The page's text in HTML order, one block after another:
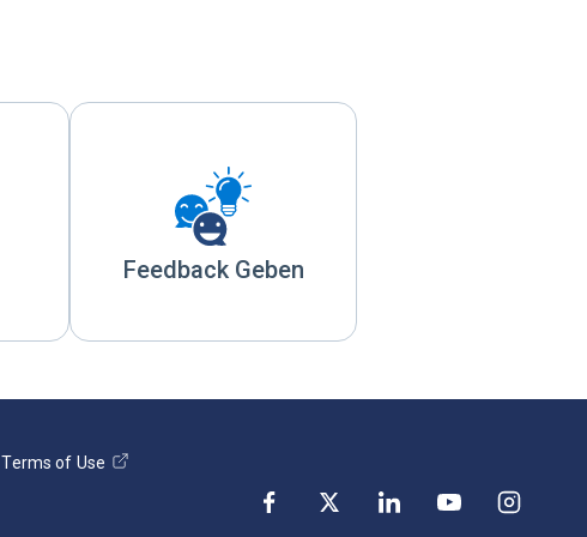
Feedback Geben
Terms of Use